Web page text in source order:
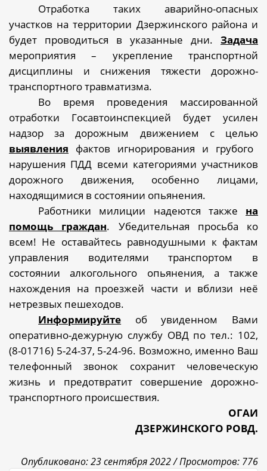
Отработка таких аварийно-опасных
участков на территории Дзержинского района и
будет проводиться в указанные дни. Задача
мероприятия – укрепление транспортной
дисциплины и снижения тяжести дорожно-
транспортного травматизма.
Во время проведения массированной
отработки Госавтоинспекцией будет усилен
надзор за дорожным движением с целью
выявления фактов игнорирования и грубого
нарушения ПДД всеми категориями участников
дорожного движения, особенно лицами,
находящимися в состоянии опьянения.
Работники милиции надеются также на
помощь граждан. Убедительная просьба ко
всем! Не оставайтесь равнодушными к фактам
управления водителями транспортом в
состоянии алкогольного опьянения, а также
нахождения на проезжей части и вблизи неё
нетрезвых пешеходов.
Информируйте об увиденном Вами
оперативно-дежурную службу ОВД по тел.: 102,
(8-01716) 5-24-37, 5-24-96. Возможно, именно Ваш
телефонный звонок сохранит человеческую
жизнь и предотвратит совершение дорожно-
транспортного происшествия.
ОГАИ
ДЗЕРЖИНСКОГО РОВД.
Опубликовано: 23 сентября 2022 /Просмотров: 776